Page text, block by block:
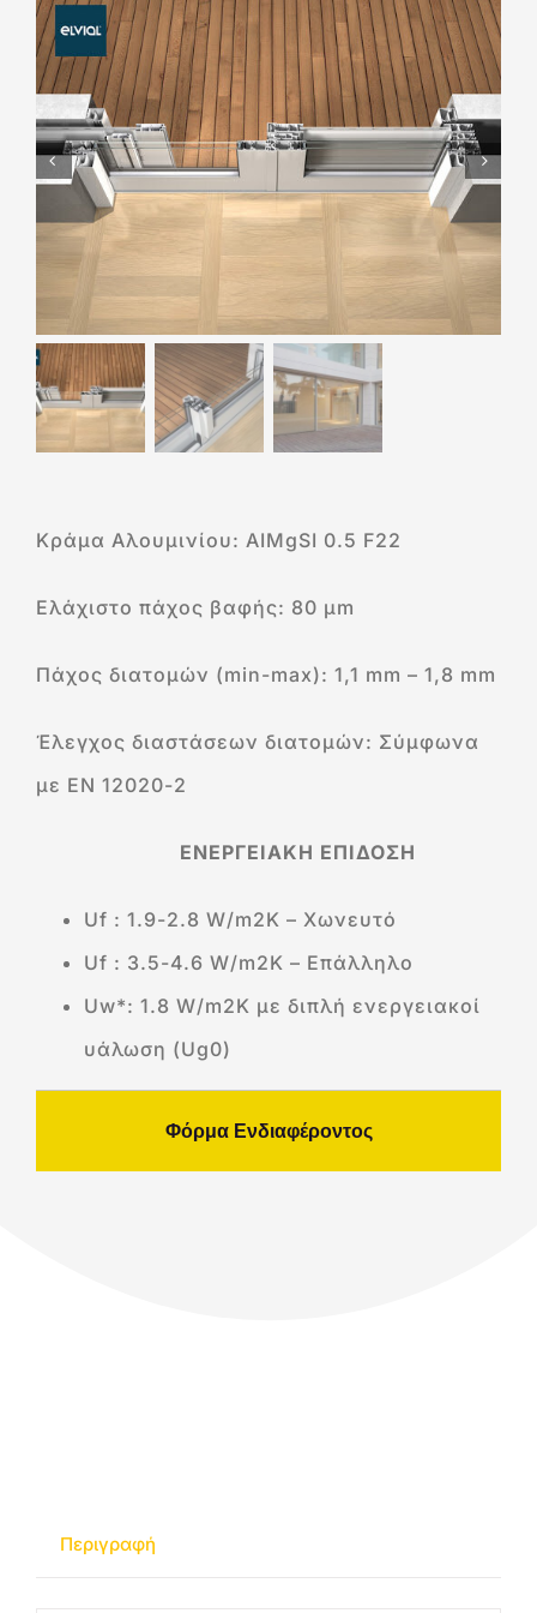
Κράμα Αλουμινίου: AIMgSI 0.5 F22
Ελάχιστο πάχος βαφής: 80 μm
Πάχος διατομών (min-max): 1,1 mm – 1,8 mm
Έλεγχος διαστάσεων διατομών: Σύμφωνα
με EN 12020-2
ΕΝΕΡΓΕΙΑΚΗ ΕΠΙΔΟΣΗ
Uf : 1.9-2.8 W/m2K – Χωνευτό
Uf : 3.5-4.6 W/m2K – Επάλληλο
Uw*: 1.8 W/m2K με διπλή ενεργειακοί
υάλωση (Ug0)
Φόρμα Ενδιαφέροντος
Περιγραφή